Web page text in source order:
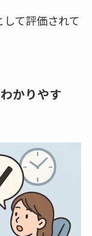
て評価されて
かりやす